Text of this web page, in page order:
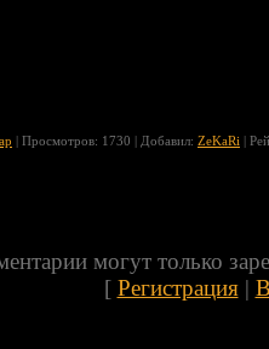
| Просмотров: 1730 | Добавил: ZeKaRi |
могут только
[ Регистрация|